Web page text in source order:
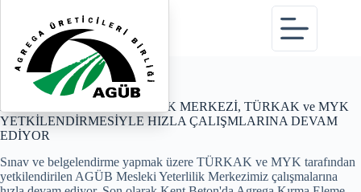
Haberler sayfasına dön
AGÜB MESLEKİ YETERLİLİK MERKEZİ, TÜRKAK ve MYK
YETKİLENDİRMESİYLE HIZLA ÇALIŞMLARINA DEVAM
EDİYOR
Sınav ve belgelendirme yapmak üzere TÜRKAK ve MYK tarafından
yetkilendirilen AGÜB Mesleki Yeterlilik Merkezimiz çalışmalarına